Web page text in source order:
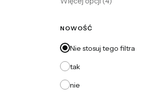
NOWOŚĆ
Nie stosuj tego filtra
tak
nie